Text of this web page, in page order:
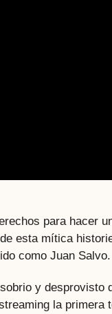
para hacer
esta mítica
como Juan Salvo.
y desprovisto
la primera